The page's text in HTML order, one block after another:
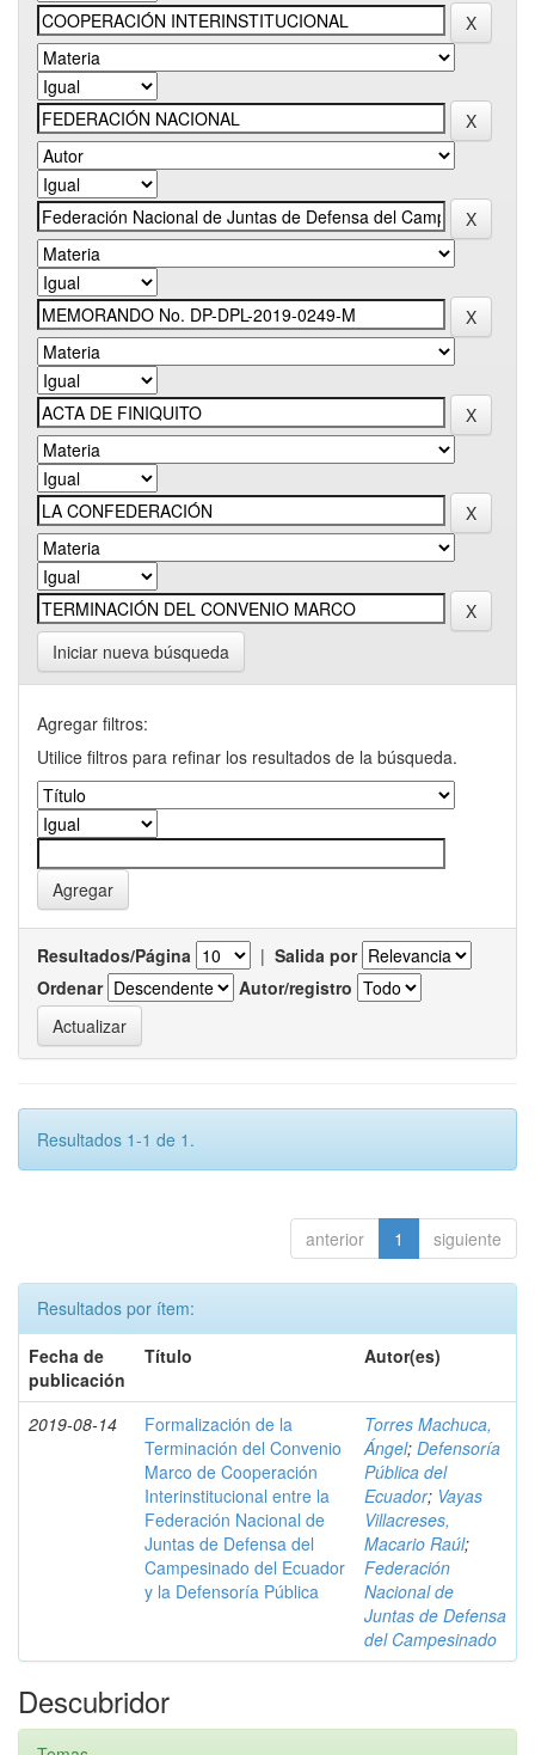
Iniciar nueva búsqueda
Agregar filtros:
Utilice filtros para refinar los resultados de la búsqueda.
Resultados/Página | Salida por
Ordenar
Autor/registro
Resultados 1-1 de 1.
anterior 1 siguiente
Resultados por ítem:
Fecha de
publicación
Título Autor(es)
2019-08-14
Formalización de la
Terminación del Convenio
Marco de Cooperación
Interinstitucional entre la
Federación Nacional de
Juntas de Defensa del
Campesinado del Ecuador
y la Defensoría Pública
Torres Machuca,
Ángel; Defensoría
Pública del
Ecuador; Vayas
Villacreses,
Macario Raúl;
Federación
Nacional de
Juntas de Defensa
del Campesinado
Descubridor